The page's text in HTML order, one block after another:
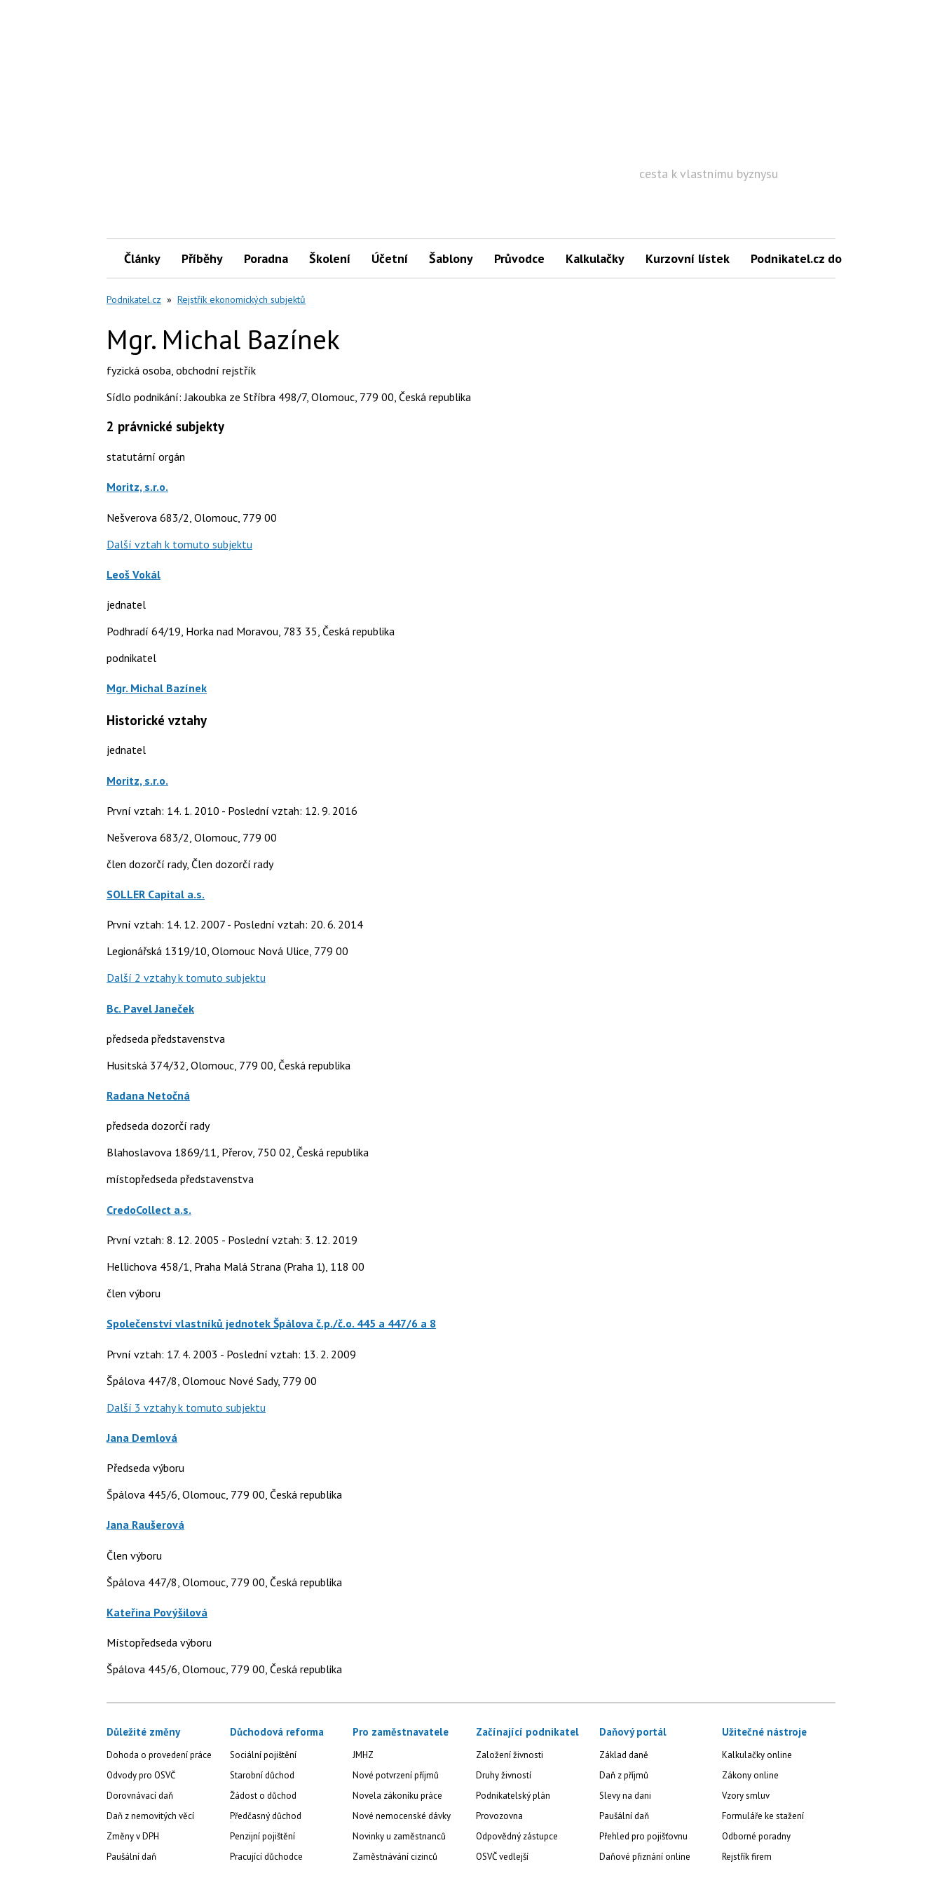
cesta k vlastnímu byznysu
Články Příběhy Poradna Školení Účetní Šablony Průvodce Kalkulačky Kurzovní lístek Podnikatel.cz do mailu
Podnikatel.cz » Rejstřík ekonomických subjektů
Mgr. Michal Bazínek
fyzická osoba obchodní rejstřík
Sídlo podnikání: Jakoubka ze Stříbra 498/7, Olomouc, 779 00, Česká republika
2 právnické subjekty
statutární orgán
Moritz, s.r.o.
Nešverova 683/2, Olomouc, 779 00
Další vztah k tomuto subjektu
Leoš Vokál
jednatel
Podhradí 64/19, Horka nad Moravou, 783 35, Česká republika
podnikatel
Mgr. Michal Bazínek
Historické vztahy
jednatel
Moritz, s.r.o.
První vztah: 14. 1. 2010 - Poslední vztah: 12. 9. 2016
Nešverova 683/2, Olomouc, 779 00
člen dozorčí rady, Člen dozorčí rady
SOLLER Capital a.s.
První vztah: 14. 12. 2007 - Poslední vztah: 20. 6. 2014
Legionářská 1319/10, Olomouc Nová Ulice, 779 00
Další 2 vztahy k tomuto subjektu
Bc. Pavel Janeček
předseda představenstva
Husitská 374/32, Olomouc, 779 00, Česká republika
Radana Netočná
předseda dozorčí rady
Blahoslavova 1869/11, Přerov, 750 02, Česká republika
místopředseda představenstva
CredoCollect a.s.
První vztah: 8. 12. 2005 - Poslední vztah: 3. 12. 2019
Hellichova 458/1, Praha Malá Strana (Praha 1), 118 00
člen výboru
Společenství vlastníků jednotek Špálova č.p./č.o. 445 a 447/6 a 8
První vztah: 17. 4. 2003 - Poslední vztah: 13. 2. 2009
Špálova 447/8, Olomouc Nové Sady, 779 00
Další 3 vztahy k tomuto subjektu
Jana Demlová
Předseda výboru
Špálova 445/6, Olomouc, 779 00, Česká republika
Jana Raušerová
Člen výboru
Špálova 447/8, Olomouc, 779 00, Česká republika
Kateřina Povýšilová
Místopředseda výboru
Špálova 445/6, Olomouc, 779 00, Česká republika
Důležité změny
Dohoda o provedení práce
Odvody pro OSVČ
Dorovnávací daň
Daň z nemovitých věcí
Změny v DPH
Paušální daň
Důchodová reforma
Sociální pojištění
Starobní důchod
Žádost o důchod
Předčasný důchod
Penzijní pojištění
Pracující důchodce
Pro zaměstnavatele
JMHZ
Nové potvrzení příjmů
Novela zákoníku práce
Nové nemocenské dávky
Novinky u zaměstnanců
Zaměstnávání cizinců
Začínající podnikatel
Založení živnosti
Druhy živností
Podnikatelský plán
Provozovna
Odpovědný zástupce
OSVČ vedlejší
Daňový portál
Základ daně
Daň z příjmů
Slevy na dani
Paušální daň
Přehled pro pojišťovnu
Daňové přiznání online
Užitečné nástroje
Kalkulačky online
Zákony online
Vzory smluv
Formuláře ke stažení
Odborné poradny
Rejstřík firem